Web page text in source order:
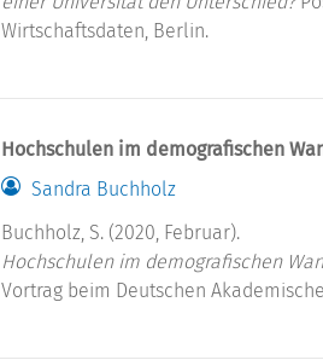
Wirtschaftsdaten, Berlin.
Hochschulen im demografischen
Sandra Buchholz
Buchholz, S. (2020, Februar).
Hochschulen im demografischen
Vortrag beim Deutschen